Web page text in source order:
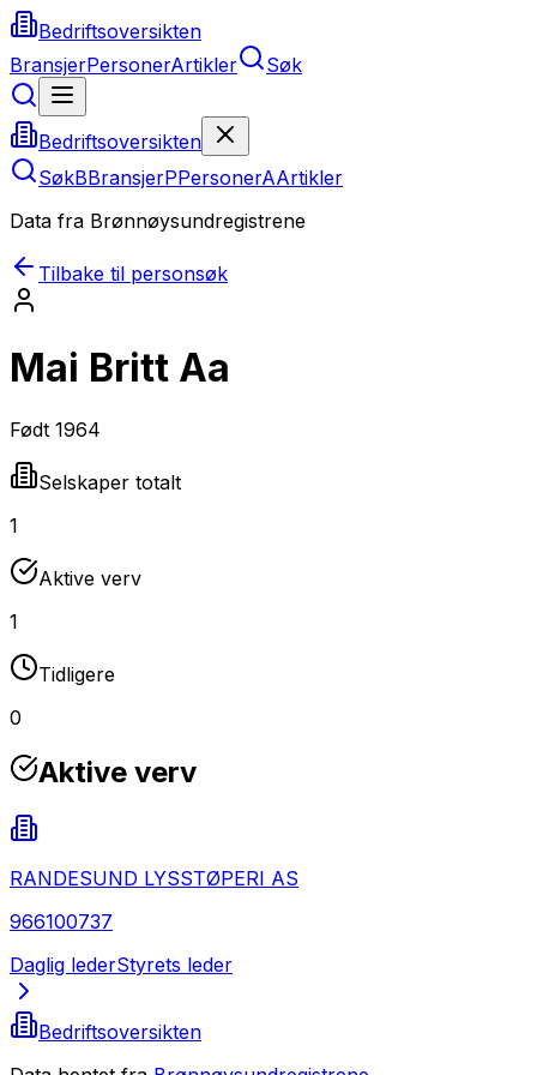
Bedriftsoversikten
BransjerPersonerArtikler Søk
Bedriftsoversikten
SøkBBransjerPPersonerAArtikler
Data fra Brønnøysundregistrene
Tilbake til personsøk
Mai Britt Aa
Født 1964
Selskaper totalt
1
Aktive verv
1
Tidligere
0
Aktive verv
RANDESUND LYSSTØPERI AS
966100737
Daglig lederStyrets leder
Bedriftsoversikten